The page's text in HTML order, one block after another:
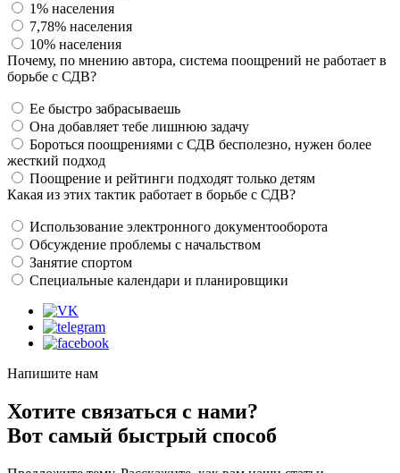
1% населения
7,78% населения
10% населения
Почему, по мнению автора, система поощрений не работает в
борьбе с СДВ?
Ее быстро забрасываешь
Она добавляет тебе лишнюю задачу
Бороться поощрениями с СДВ бесполезно, нужен более
жесткий подход
Поощрение и рейтинги подходят только детям
Какая из этих тактик работает в борьбе с СДВ?
Использование электронного документооборота
Обсуждение проблемы с начальством
Занятие спортом
Специальные календари и планировщики
Напишите нам
Хотите связаться с нами?
Вот самый быстрый способ